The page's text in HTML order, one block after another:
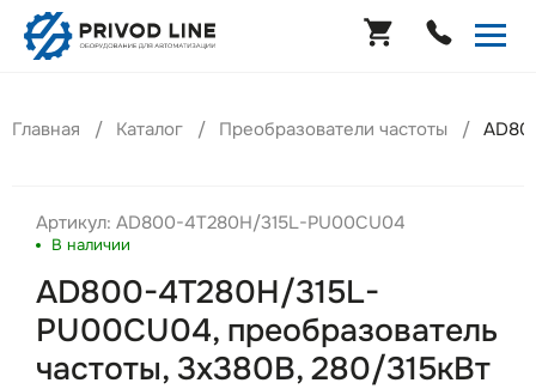
Главная Каталог Преобразователи частоты
Артикул: AD800-4T280H/315L-PU00CU04
В наличии
AD800-4T280H/315L-
PU00CU04, преобразователь
частоты, 3х380В, 280/315кВт